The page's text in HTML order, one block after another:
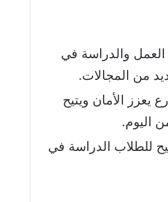
والدراسة في
من المجالات.
يعزز الأمان ويتيح
اليوم.
للطلاب الدراسة في